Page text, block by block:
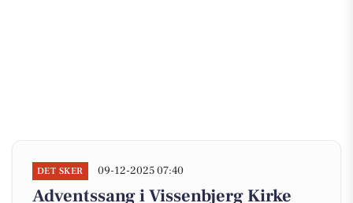
DET SKER 09-12-2025 07:40
Adventssang i Vissenbjerg Kirke